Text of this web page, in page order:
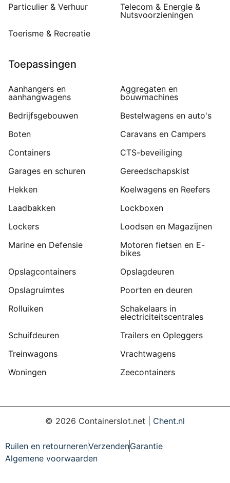
Particulier & Verhuur
Telecom & Energie &
Nutsvoorzieningen
Toerisme & Recreatie
Toepassingen
Aanhangers en
aanhangwagens
Aggregaten en
bouwmachines
Bedrijfsgebouwen
Bestelwagens en auto's
Boten
Caravans en Campers
Containers
CTS-beveiliging
Garages en schuren
Gereedschapskist
Hekken
Koelwagens en Reefers
Laadbakken
Lockboxen
Lockers
Loodsen en Magazijnen
Marine en Defensie
Motoren fietsen en E-
bikes
Opslagcontainers
Opslagdeuren
Opslagruimtes
Poorten en deuren
Rolluiken
Schakelaars in
electriciteitscentrales
Schuifdeuren
Trailers en Opleggers
Treinwagons
Vrachtwagens
Woningen
Zeecontainers
© 2026 Containerslot.net | Chent.nl
Ruilen en retournerenVerzendenGarantie
Algemene voorwaarden